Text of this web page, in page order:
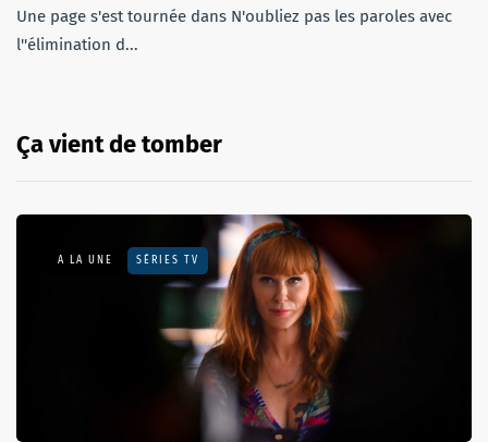
Une page s'est tournée dans N'oubliez pas les paroles avec
l''élimination d...
Ça vient de tomber
A LA UNE SÉRIES TV